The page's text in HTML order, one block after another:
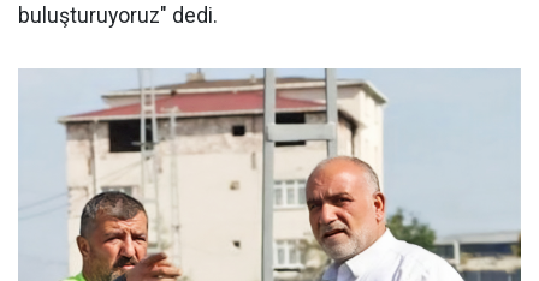
buluşturuyoruz" dedi.